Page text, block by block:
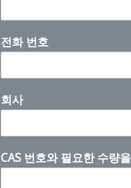
나
요
?
사
전화 번호
회사
CAS 번호와 필요한 수량